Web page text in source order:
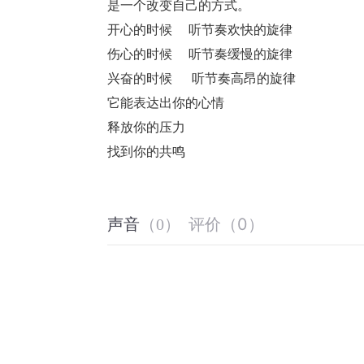
是一个改变自己的方式。
开心的时候     听节奏欢快的旋律
伤心的时候     听节奏缓慢的旋律
兴奋的时候      听节奏高昂的旋律
它能表达出你的心情
释放你的压力
找到你的共鸣
声音 （0） 评价 （0 ）